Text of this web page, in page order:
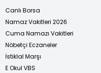
Canlı Borsa
Namaz Vakitleri 2026
Cuma Namazı Vakitleri
Nöbetçi Eczaneler
İstiklal Marşı
E Okul VBS